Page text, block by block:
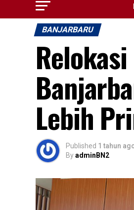
BANJARBARU
Lebih
Published 1 tahun
ByadminBN2